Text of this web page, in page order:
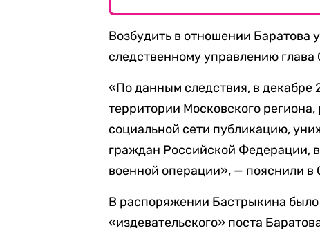
Возбудить в отношении Баратова
следственному управлению
«По данным следствия, в декабре
территории Московского
социальной сети публикацию,
граждан Российской Федерации,
военной операции», — пояснили в
В распоряжении Бастрыкина было
«издевательского» поста